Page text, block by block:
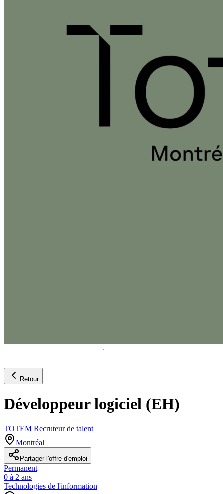
Retour
Développeur logiciel (EH)
TOTEM Recruteur de talent
Montréal
Partager l'offre d'emploi
Permanent
0 à 2 ans
Technologies de l'information